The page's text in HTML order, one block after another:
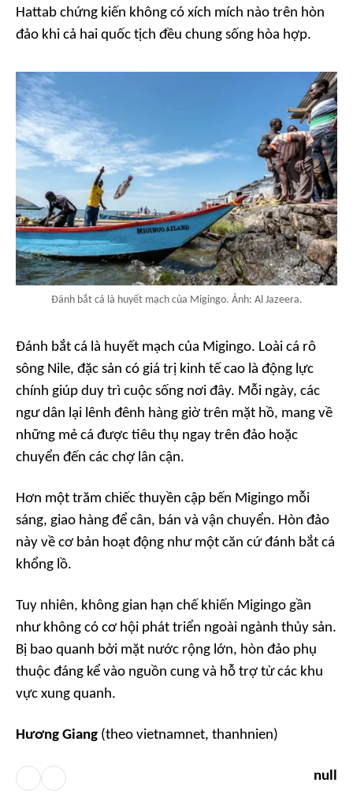
Hattab chứng kiến không có xích mích nào trên hòn
đảo khi cả hai quốc tịch đều chung sống hòa hợp.
Đánh bắt cá là huyết mạch của Migingo. Ảnh: Al Jazeera.
Đánh bắt cá là huyết mạch của Migingo. Loài cá rô
sông Nile, đặc sản có giá trị kinh tế cao là động lực
chính giúp duy trì cuộc sống nơi đây. Mỗi ngày, các
ngư dân lại lênh đênh hàng giờ trên mặt hồ, mang về
những mẻ cá được tiêu thụ ngay trên đảo hoặc
chuyển đến các chợ lân cận.
Hơn một trăm chiếc thuyền cập bến Migingo mỗi
sáng, giao hàng để cân, bán và vận chuyển. Hòn đảo
này về cơ bản hoạt động như một căn cứ đánh bắt cá
khổng lồ.
Tuy nhiên, không gian hạn chế khiến Migingo gần
như không có cơ hội phát triển ngoài ngành thủy sản.
Bị bao quanh bởi mặt nước rộng lớn, hòn đảo phụ
thuộc đáng kể vào nguồn cung và hỗ trợ từ các khu
vực xung quanh.
Hương Giang (theo vietnamnet, thanhnien)
null